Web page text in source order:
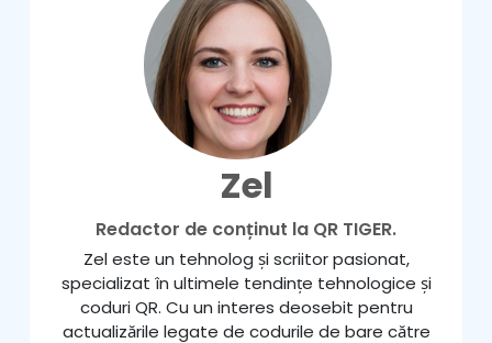
Zel
Redactor de conținut la QR TIGER.
Zel este un tehnolog și scriitor pasionat,
specializat în ultimele tendințe tehnologice și
coduri QR. Cu un interes deosebit pentru
actualizările legate de codurile de bare către